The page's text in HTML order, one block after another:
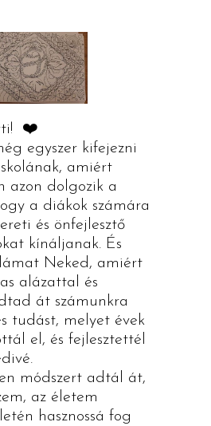
❤️
egyszer kifejezni
amiért
azon dolgozik a
a diákok számára
és önfejlesztő
kínáljanak. És
Neked, amiért
alázattal és
át számunkra
tudást, melyet évek
el, és fejlesztettél
módszert adtál át,
az életem
hasznossá fog